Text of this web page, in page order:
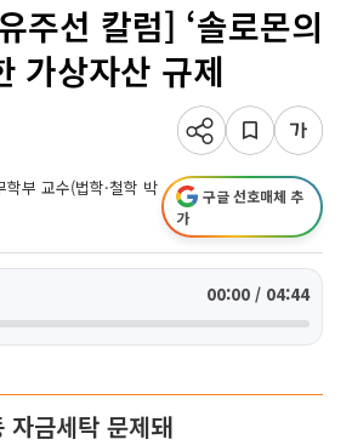
주선 칼럼] ‘솔로몬의
가상자산 규제
부 교수(법학·철학 박
구글 선호매체 추
가
00:00 / 04:44
자금세탁 문제돼